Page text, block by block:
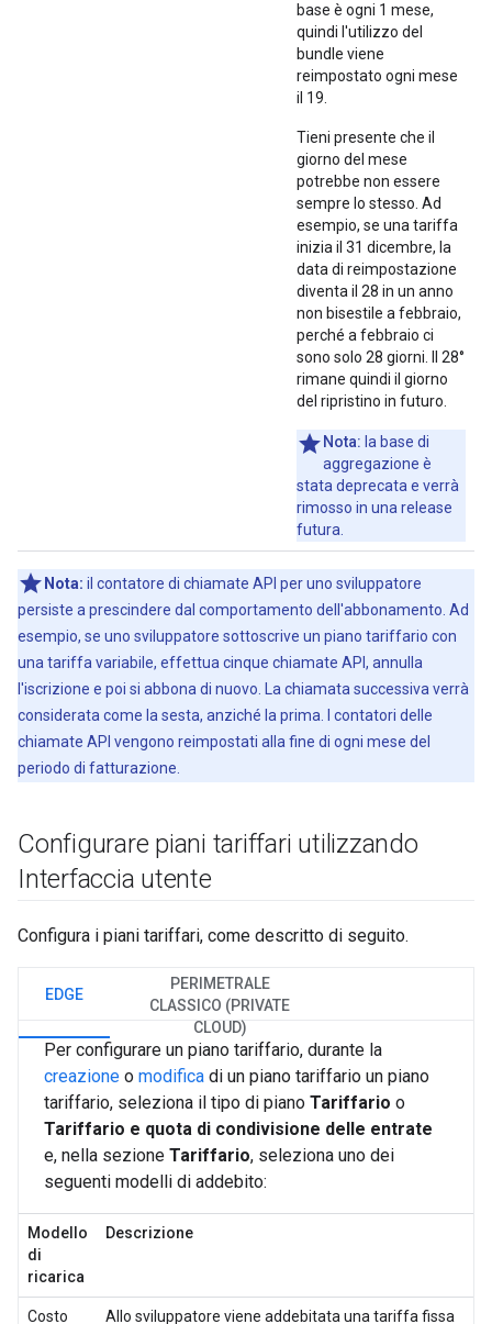
base è ogni 1 mese,
quindi l'utilizzo del
bundle viene
reimpostato ogni mese
il 19.
Tieni presente che il
giorno del mese
potrebbe non essere
sempre lo stesso. Ad
esempio, se una tariffa
inizia il 31 dicembre, la
data di reimpostazione
diventa il 28 in un anno
non bisestile a febbraio,
perché a febbraio ci
sono solo 28 giorni. Il 28°
rimane quindi il giorno
del ripristino in futuro.
Nota: la base di
aggregazione è
stata deprecata e verrà
rimosso in una release
futura.
Nota: il contatore di chiamate API per uno sviluppatore
persiste a prescindere dal comportamento dell'abbonamento. Ad
esempio, se uno sviluppatore sottoscrive un piano tariffario con
una tariffa variabile, effettua cinque chiamate API, annulla
l'iscrizione e poi si abbona di nuovo. La chiamata successiva verrà
considerata come la sesta, anziché la prima. I contatori delle
chiamate API vengono reimpostati alla fine di ogni mese del
periodo di fatturazione.
Configurare piani tariffari utilizzando
Interfaccia utente
Configura i piani tariffari, come descritto di seguito.
EDGE
PERIMETRALE
CLASSICO (PRIVATE
CLOUD)
Per configurare un piano tariffario, durante la
creazione o modifica di un piano tariffario un piano
tariffario, seleziona il tipo di piano Tariffario o
Tariffario e quota di condivisione delle entrate
e, nella sezione Tariffario, seleziona uno dei
seguenti modelli di addebito:
Modello
di
ricarica
Descrizione
Costo Allo sviluppatore viene addebitata una tariffa fissa